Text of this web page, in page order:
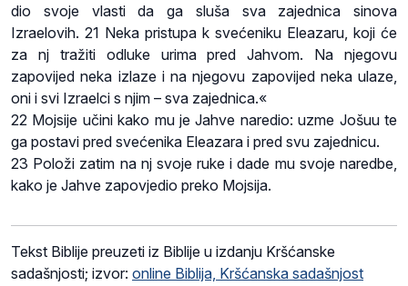
dio svoje vlasti da ga sluša sva zajednica sinova
Izraelovih. 21 Neka pristupa k svećeniku Eleazaru, koji će
za nj tražiti odluke urima pred Jahvom. Na njegovu
zapovijed neka izlaze i na njegovu zapovijed neka ulaze,
oni i svi Izraelci s njim – sva zajednica.«
22 Mojsije učini kako mu je Jahve naredio: uzme Jošuu te
ga postavi pred svećenika Eleazara i pred svu zajednicu.
23 Položi zatim na nj svoje ruke i dade mu svoje naredbe,
kako je Jahve zapovjedio preko Mojsija.
Tekst Biblije preuzeti iz Biblije u izdanju Kršćanske
sadašnjosti; izvor: online Biblija, Kršćanska sadašnjost